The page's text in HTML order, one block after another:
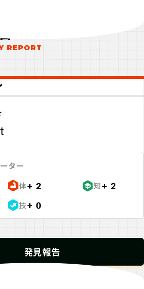
ター
体+ 2 知+ 2
技+ 0
発見報告
するクエストが一部存在します。